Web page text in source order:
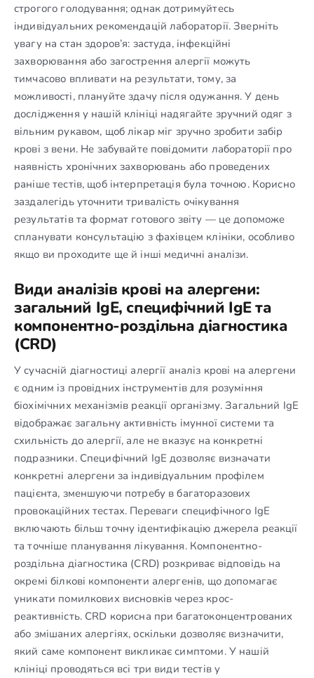
строгого голодування; однак дотримуйтесь
індивідуальних рекомендацій лабораторії. Зверніть
увагу на стан здоров’я: застуда, інфекційні
захворювання або загострення алергії можуть
тимчасово впливати на результати, тому, за
можливості, плануйте здачу після одужання. У день
дослідження у нашій клініці надягайте зручний одяг з
вільним рукавом, щоб лікар міг зручно зробити забір
крові з вени. Не забувайте повідомити лабораторії про
наявність хронічних захворювань або проведених
раніше тестів, щоб інтерпретація була точною. Корисно
заздалегідь уточнити тривалість очікування
результатів та формат готового звіту — це допоможе
спланувати консультацію з фахівцем клініки, особливо
якщо ви проходите ще й інші медичні аналізи.
Види аналізів крові на алергени:
загальний IgE, специфічний IgE та
компонентно-роздільна діагностика
(CRD)
У сучасній діагностиці алергії аналіз крові на алергени
є одним із провідних інструментів для розуміння
біохімічних механізмів реакції організму. Загальний IgE
відображає загальну активність імунної системи та
схильність до алергії, але не вказує на конкретні
подразники. Специфічний IgE дозволяє визначати
конкретні алергени за індивідуальним профілем
пацієнта, зменшуючи потребу в багаторазових
провокаційних тестах. Переваги специфічного IgE
включають більш точну ідентифікацію джерела реакції
та точніше планування лікування. Компонентно-
роздільна діагностика (CRD) розкриває відповідь на
окремі білкові компоненти алергенів, що допомагає
уникати помилкових висновків через крос-
реактивність. CRD корисна при багатоконцентрованих
або змішаних алергіях, оскільки дозволяє визначити,
який саме компонент викликає симптоми. У нашій
клініці проводяться всі три види тестів у